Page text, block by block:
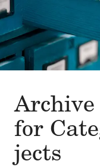
Archive
for
jects